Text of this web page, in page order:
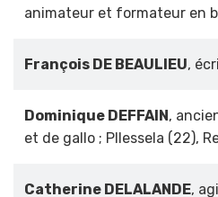
animateur et formateur en
François DE BEAULIEU,
Dominique DEFFAIN,
et de gallo ; Pllessela (22),
Catherine DELALANDE,